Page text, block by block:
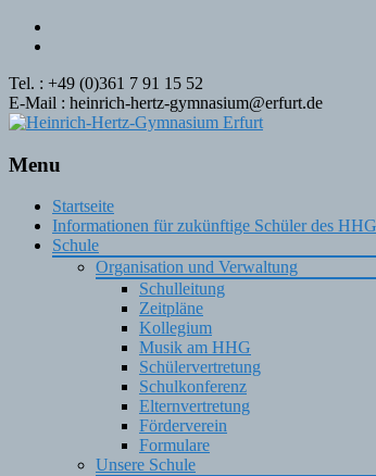
Tel. : +49 (0)361 7 91 15 52
E-Mail : heinrich-hertz-gymnasium@erfurt.de
Menu
Skip
content
Startseite
Informationen für zukünftige Schüler des HHG
Schule
Organisation und Verwaltung
Schulleitung
Zeitpläne
Kollegium
Musik am HHG
Schülervertretung
Schulkonferenz
Elternvertretung
Förderverein
Formulare
Unsere Schule